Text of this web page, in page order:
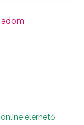
elérhető